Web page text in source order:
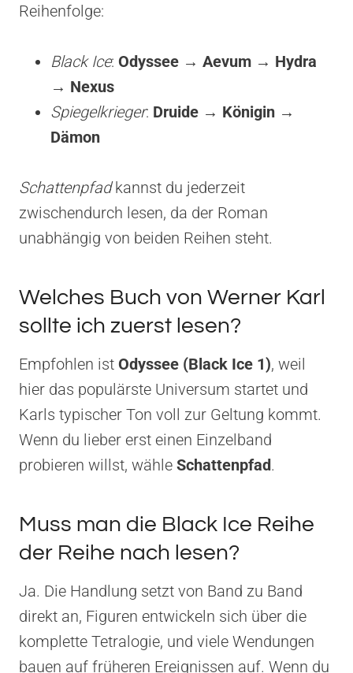
Reihenfolge:
Black Ice: Odyssee → Aevum → Hydra
→ Nexus
Spiegelkrieger: Druide → Königin →
Dämon
Schattenpfadkannst du jederzeit
zwischendurch lesen, da der Roman
unabhängig von beiden Reihen steht.
Welches Buch von Werner Karl
sollte ich zuerst lesen?
Empfohlen ist Odyssee (Black Ice 1), weil
hier das populärste Universum startet und
Karls typischer Ton voll zur Geltung kommt.
Wenn du lieber erst einen Einzelband
probieren willst, wähle Schattenpfad.
Muss man die Black Ice Reihe
der Reihe nach lesen?
Ja. Die Handlung setzt von Band zu Band
direkt an, Figuren entwickeln sich über die
komplette Tetralogie, und viele Wendungen
bauen auf früheren Ereignissen auf. Wenn du